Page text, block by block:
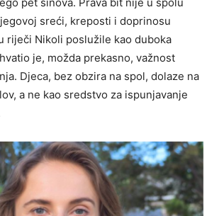
sreći, kreposti i doprinosu
riječi Nikoli poslužile kao duboka
je, možda prekasno, važnost
Djeca, bez obzira na spol, dolaze na
a ne kao sredstvo za ispunjavanje